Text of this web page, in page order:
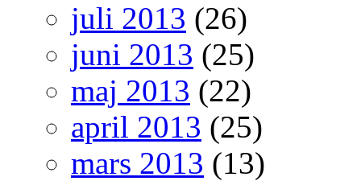
juli 2013 (26)
juni 2013 (25)
maj 2013 (22)
april 2013 (25)
mars 2013 (13)